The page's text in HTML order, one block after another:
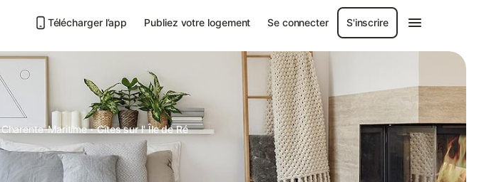
Télécharger l’app Publiez votre logement Se connecter S'inscrire
Charente-Maritime · Gîtes sur l' Île de Ré